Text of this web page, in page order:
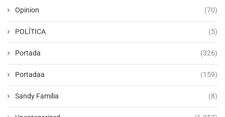
Opinion (70)
POLÍTICA (5)
Portada (326)
Portadaa (159)
Sandy Familia (8)